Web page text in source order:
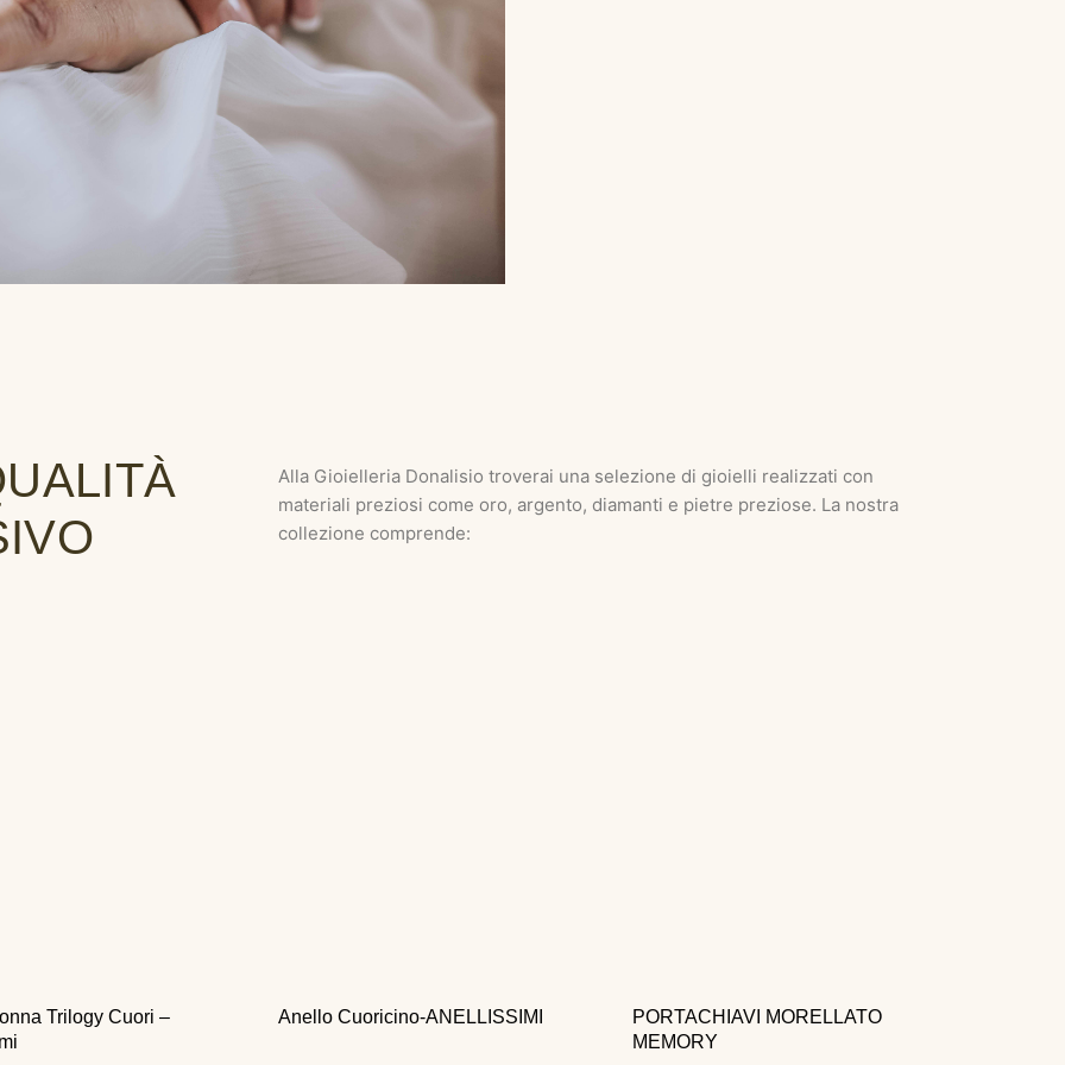
Alla Gioielleria Donalisio troverai una selezione di gioielli realizzati con
materiali preziosi come oro, argento, diamanti e pietre preziose. La nostra
collezione comprende:
Trilogy Cuori –
Anello Cuoricino-ANELLISSIMI
PORTACHIAVI MORELLATO
MEMORY